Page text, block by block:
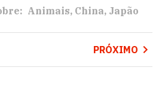
Animais China Japão
PRÓXIMO